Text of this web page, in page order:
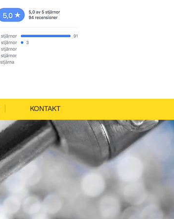
KONTAKT